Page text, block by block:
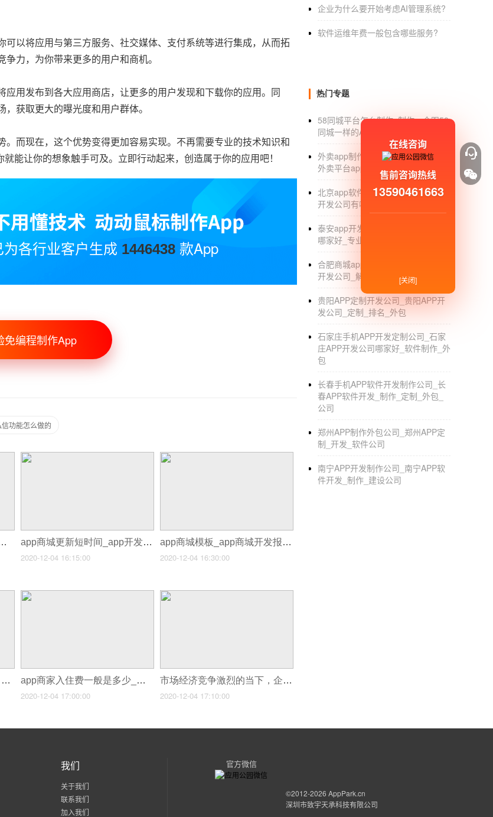
以将应用与第三方服务、社交媒体、支付系统等进行集成，从而拓
力，为你带来更多的用户和商机。
用发布到各大应用商店，让更多的用户发现和下载你的应用。同
获取更大的曝光度和用户群体。
而现在，这个优势变得更加容易实现。不再需要专业的技术知识和
能让你的想象触手可及。立即行动起来，创造属于你的应用吧！
为各行业客户生成 1446438 款App
免编程制作App
功能怎么做的
动_企业app商城开发公司 app商城更新短时间_app开发更新
2020-12-04 16:15:00
app商城模板_app商城开发报价单模板下载
2020-12-04 16:30:00
如何制作一款高质量的app？app开发进阶教程 app商家入住费一般是多少_移动app开发模式
2020-12-04 17:00:00
市场经济竞争激烈的当下，企业还有开发app的必要吗？
2020-12-04 17:10:00
企业为什么要开始考虑AI管理系统?
软件运维年费一般包含哪些服务?
热门专题
58同城平台怎么制作_制作一个跟58
同城一样的APP要多少钱_APP开发
外卖app制作_跑外卖的软件哪个好_
外卖平台app开发多少钱_价格
北京app软件开发公司_北京专业app
开发公司有哪些_排名
泰安app开发_泰安手机app开发公司
哪家好_专业公司
合肥商城app开发_合肥手机商城app
开发公司_解决方案
贵阳APP定制开发公司_贵阳APP开
发公司_定制_排名_外包
石家庄手机APP开发定制公司_石家
庄APP开发公司哪家好_软件制作_外
包
长春手机APP软件开发制作公司_长
春APP软件开发_制作_定制_外包_
公司
郑州APP制作外包公司_郑州APP定
制_开发_软件公司
南宁APP开发制作公司_南宁APP软
件开发_制作_建设公司
我们
关于我们
联系我们
加入我们
官方微信
©2012-2026 AppPark.cn
深圳市致宇天承科技有限公司
在线咨询
售前咨询热线
13590461663
[关闭]